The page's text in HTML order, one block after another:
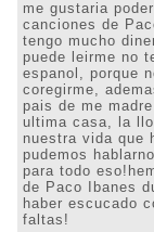
me gustaria
canciones de
tengo mucho
puede leirme no
espanol, porque
coregirme,
pais de me
ultima casa, la
nuestra vida que
pudemos
para todo
de Paco Ibanes
haber escucado
faltas!